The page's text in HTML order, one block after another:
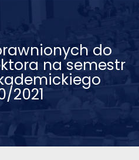
do
na semestr
2021